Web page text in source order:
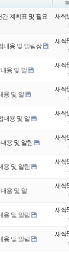
간 계획표 및 필요
새싹
내용 및 알림장
새싹
용 및 알
새싹
용 및 알
새싹
내용 및 알
새싹
용 및 알림
새싹
용 및 알림
새싹
용 및 알
새싹
용 및 알림
새싹
용 및 알림
새싹